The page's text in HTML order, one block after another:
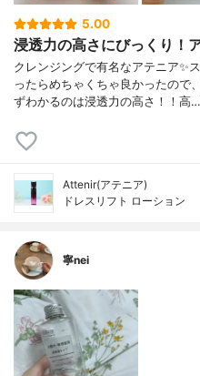
5.00
浸透力の高さにびっくり！
クレンジングで有名なアテニア✨
ったらめちゃくちゃ良かったので
ずわかるのは浸透力の高さ！！高…
Attenir(アテニア)
ドレスリフト ローション
寧nei